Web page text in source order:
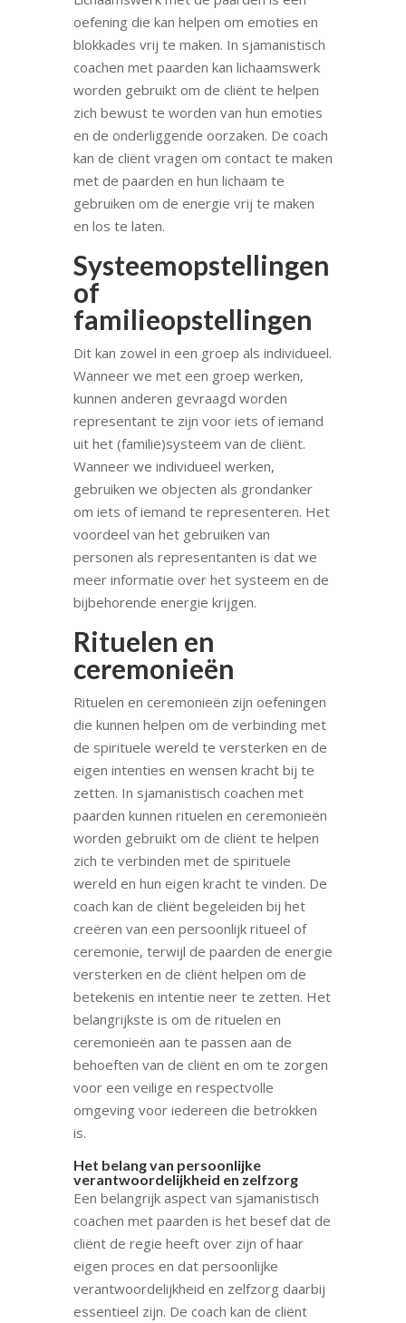
oefening die kan helpen om emoties en
blokkades vrij te maken. In sjamanistisch
coachen met paarden kan lichaamswerk
worden gebruikt om de cliënt te helpen
zich bewust te worden van hun emoties
en de onderliggende oorzaken. De coach
kan de cliënt vragen om contact te maken
met de paarden en hun lichaam te
gebruiken om de energie vrij te maken
en los te laten.
Systeemopstellingen
of
familieopstellingen
Dit kan zowel in een groep als individueel.
Wanneer we met een groep werken,
kunnen anderen gevraagd worden
representant te zijn voor iets of iemand
uit het (familie)systeem van de cliënt.
Wanneer we individueel werken,
gebruiken we objecten als grondanker
om iets of iemand te representeren. Het
voordeel van het gebruiken van
personen als representanten is dat we
meer informatie over het systeem en de
bijbehorende energie krijgen.
Rituelen en
ceremonieën
Rituelen en ceremonieën zijn oefeningen
die kunnen helpen om de verbinding met
de spirituele wereld te versterken en de
eigen intenties en wensen kracht bij te
zetten. In sjamanistisch coachen met
paarden kunnen rituelen en ceremonieën
worden gebruikt om de cliënt te helpen
zich te verbinden met de spirituele
wereld en hun eigen kracht te vinden. De
coach kan de cliënt begeleiden bij het
creëren van een persoonlijk ritueel of
ceremonie, terwijl de paarden de energie
versterken en de cliënt helpen om de
betekenis en intentie neer te zetten. Het
belangrijkste is om de rituelen en
ceremonieën aan te passen aan de
behoeften van de cliënt en om te zorgen
voor een veilige en respectvolle
omgeving voor iedereen die betrokken
is.
Het belang van persoonlijke
verantwoordelijkheid en zelfzorg
Een belangrijk aspect van sjamanistisch
coachen met paarden is het besef dat de
cliënt de regie heeft over zijn of haar
eigen proces en dat persoonlijke
verantwoordelijkheid en zelfzorg daarbij
essentieel zijn. De coach kan de cliënt